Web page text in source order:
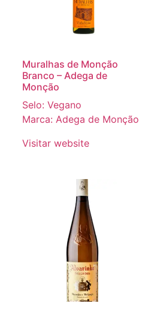
Muralhas de Monção
Branco – Adega de
Monção
Selo: Vegano
Marca: Adega de Monção
Visitar website